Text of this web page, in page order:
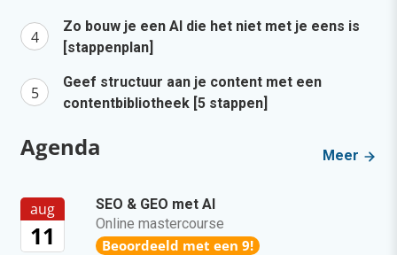
Zo bouw je een AI die het niet met je eens is
[stappenplan]
Geef structuur aan je content met een
contentbibliotheek [5 stappen]
Agenda Meer
aug
11
SEO & GEO met AI
Online mastercourse
Beoordeeld met een 9!